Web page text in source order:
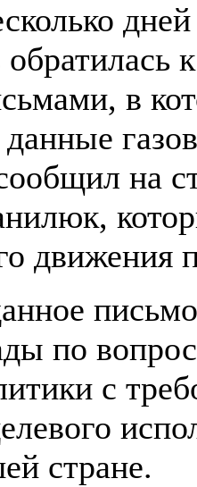
в
данные
на
движения
по
с
стране.